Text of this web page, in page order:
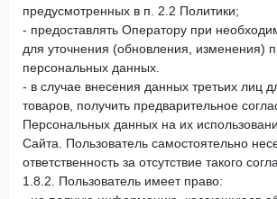
предусмотренных в п. 2.2 Политики;
- предоставлять Оператору при
для уточнения (обновления, изменения)
персональных данных.
- в случае внесения данных третьих лиц
товаров, получить предварительное
Персональных данных на их
Сайта. Пользователь самостоятельно
ответственность за отсутствие такого
1.8.2. Пользователь имеет право: